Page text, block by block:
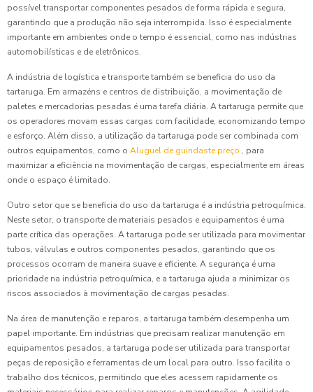
possível transportar componentes pesados de forma rápida e segura,
garantindo que a produção não seja interrompida. Isso é especialmente
importante em ambientes onde o tempo é essencial, como nas indústrias
automobilísticas e de eletrônicos.
A indústria de logística e transporte também se beneficia do uso da
tartaruga. Em armazéns e centros de distribuição, a movimentação de
paletes e mercadorias pesadas é uma tarefa diária. A tartaruga permite que
os operadores movam essas cargas com facilidade, economizando tempo
e esforço. Além disso, a utilização da tartaruga pode ser combinada com
outros equipamentos, como o Aluguel de guindaste preço , para
maximizar a eficiência na movimentação de cargas, especialmente em áreas
onde o espaço é limitado.
Outro setor que se beneficia do uso da tartaruga é a indústria petroquímica.
Neste setor, o transporte de materiais pesados e equipamentos é uma
parte crítica das operações. A tartaruga pode ser utilizada para movimentar
tubos, válvulas e outros componentes pesados, garantindo que os
processos ocorram de maneira suave e eficiente. A segurança é uma
prioridade na indústria petroquímica, e a tartaruga ajuda a minimizar os
riscos associados à movimentação de cargas pesadas.
Na área de manutenção e reparos, a tartaruga também desempenha um
papel importante. Em indústrias que precisam realizar manutenção em
equipamentos pesados, a tartaruga pode ser utilizada para transportar
peças de reposição e ferramentas de um local para outro. Isso facilita o
trabalho dos técnicos, permitindo que eles acessem rapidamente os